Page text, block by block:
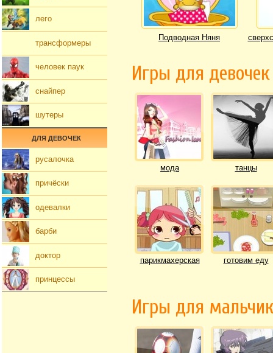
Подводная Няня
Игры для девочек
мода танцы
парикмахерская готовим еду
Игры для
лего
трансформеры
человек паук
снайпер
шутеры
ДЛЯ ДЕВОЧЕК
русалочка
причёски
одевалки
барби
доктор
принцессы